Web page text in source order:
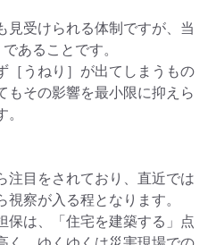
見受けられる体制ですが、当
あることです。
［うねり］が出てしまうもの
もその影響を最小限に抑えら
注目をされており、直近では
察が入る程となります。
保は、「住宅を建築する」点